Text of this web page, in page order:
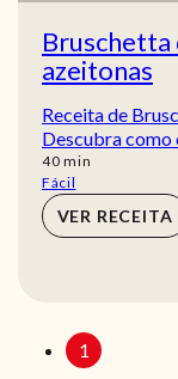
Bruschetta
azeitonas
Receita de
Descubra como
40min
min
Fácil
VER RECEITA
1